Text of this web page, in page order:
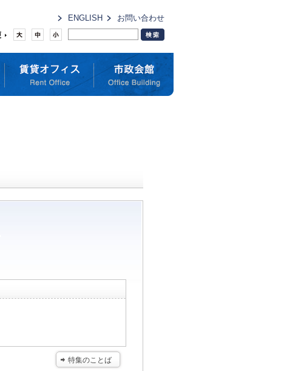
ENGLISH お問い合わせ
特集のことば